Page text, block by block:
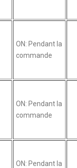
ON: Pendant la
commande
ON: Pendant la
commande
ON: Pendant la